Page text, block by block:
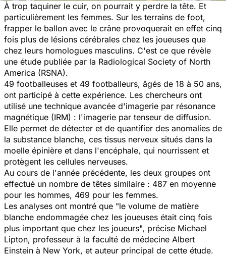
À trop taquiner le cuir, on pourrait y perdre la tête. Et
particulièrement les femmes. Sur les terrains de foot,
frapper le ballon avec le crâne provoquerait en effet cinq
fois plus de lésions cérébrales chez les joueuses que
chez leurs homologues masculins. C'est ce que révèle
une étude publiée par la Radiological Society of North
America (RSNA).
49 footballeuses et 49 footballeurs, âgés de 18 à 50 ans,
ont participé à cette expérience. Les chercheurs ont
utilisé une technique avancée d'imagerie par résonance
magnétique (IRM) : l'imagerie par tenseur de diffusion.
Elle permet de détecter et de quantifier des anomalies de
la substance blanche, ces tissus nerveux situés dans la
moelle épinière et dans l'encéphale, qui nourrissent et
protègent les cellules nerveuses.
Au cours de l'année précédente, les deux groupes ont
effectué un nombre de têtes similaire : 487 en moyenne
pour les hommes, 469 pour les femmes.
Les analyses ont montré que "le volume de matière
blanche endommagée chez les joueuses était cinq fois
plus important que chez les joueurs", précise Michael
Lipton, professeur à la faculté de médecine Albert
Einstein à New York, et auteur principal de cette étude.